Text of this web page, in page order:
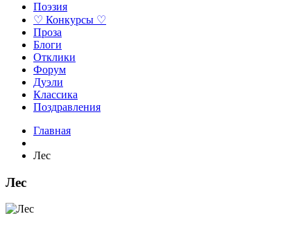
Поэзия
♡ Конкурсы ♡
Проза
Блоги
Отклики
Форум
Дуэли
Классика
Поздравления
Главная
Лес
Лес